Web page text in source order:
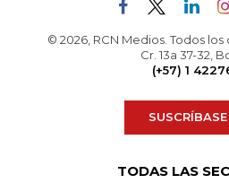
© 2026, RCN Medios. Todos
Cr. 13a 37-32,
(+57) 1
SUSCRÍBASE
TODAS LAS